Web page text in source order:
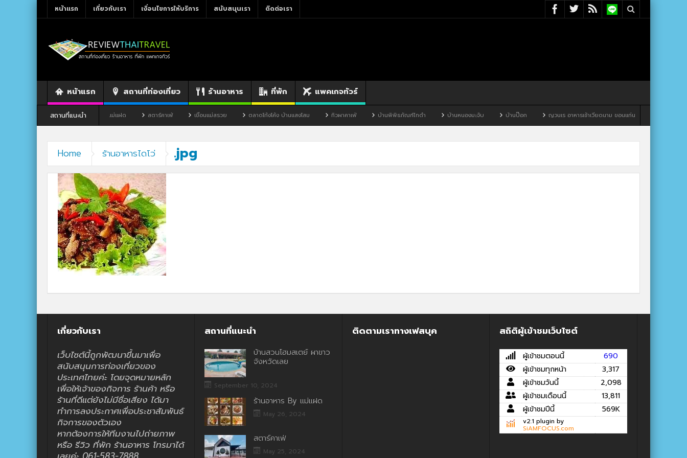
หน้าแรก เกี่ยวกับเรา เงื่อนไขการให้บริการ สนับสนุนเรา ติดต่อเรา
หน้าแรก สถานที่ท่องเที่ยว ร้านอาหาร ที่พัก แพคเกจทัวร์
สถานที่แนะนำ
ร้านอาหาร By แม่แฝด สตาร์คาเฟ่ เขื่อนแม่สรวย ตลาดโก้งโค้ง บ้านแสงโสม ทิวผาคาเฟ่ บ้านพิพิธภัณฑ์ไทดำ บ้านหนองมะจับ บ้านป๊อก ญวนเร อาหารเช้าเวียดนาม ขอนแก่น
Home ร้านอาหารไดโว่ .jpg
เกี่ยวกับเรา
เว็บไซต์นี้ถูกพัฒนาขึ้นมาเพื่อ
สนับสนุนการท่องเที่ยวของ
ประเทศไทยค่ะ โดยจุดหมายหลัก
เพื่อให้เจ้าของกิจการ ร้านค้า หรือ
ร้านที่ดีแต่ยังไม่มีชื่อเสียง ได้มา
ทำการลงประกาศเพื่อประชาสัมพันธ์
กิจการของตัวเอง
หากต้องการให้ทีมงานไปถ่ายภาพ
หรือ รีวิว ที่พัก ร้านอาหาร โทรมาได้
สถานที่แนะนำ
บ้านสวนโฮมสเตย์ ผาขาว
จังหวัดเลย
September 10, 2024
ร้านอาหาร By แม่แฝด
May 26, 2024
สตาร์คาเฟ่
May 25, 2024
ติดตามเราทางเฟสบุค สถิติผู้เข้าชมเว็บไซต์
ผู้เข้าชมตอนนี้
690
ผู้เข้าชมทุกหน้า
3,317
ผู้เข้าชมวันนี้
2,098
ผู้เข้าชมเดือนนี้
13,811
ผู้เข้าชมปีนี้
569K
v2.1 plugin by
SiAMFOCUS.com